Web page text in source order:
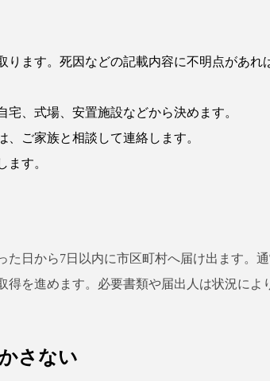
ります。死因などの記載内容に不明点があれ
、式場、安置施設などから決めます。
ご家族と相談して連絡します。
ます。
た日から7日以内に市区町村へ届け出ます。
得を進めます。必要書類や届出人は状況によ
さない